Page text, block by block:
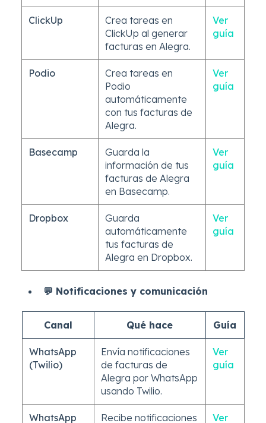
ClickUp
Crea tareas en
ClickUp al generar
facturas en Alegra.
Ver
guía
Podio
Crea tareas en
Podio
automáticamente
con tus facturas de
Alegra.
Ver
guía
Basecamp
Guarda la
información de tus
facturas de Alegra
en Basecamp.
Ver
guía
Dropbox
Guarda
automáticamente
tus facturas de
Alegra en Dropbox.
Ver
guía
💬 Notificaciones y comunicación
Canal Qué hace Guía
WhatsApp
(Twilio)
Envía notificaciones
de facturas de
Alegra por WhatsApp
usando Twilio.
Ver
guía
WhatsApp Recibe notificaciones Ver